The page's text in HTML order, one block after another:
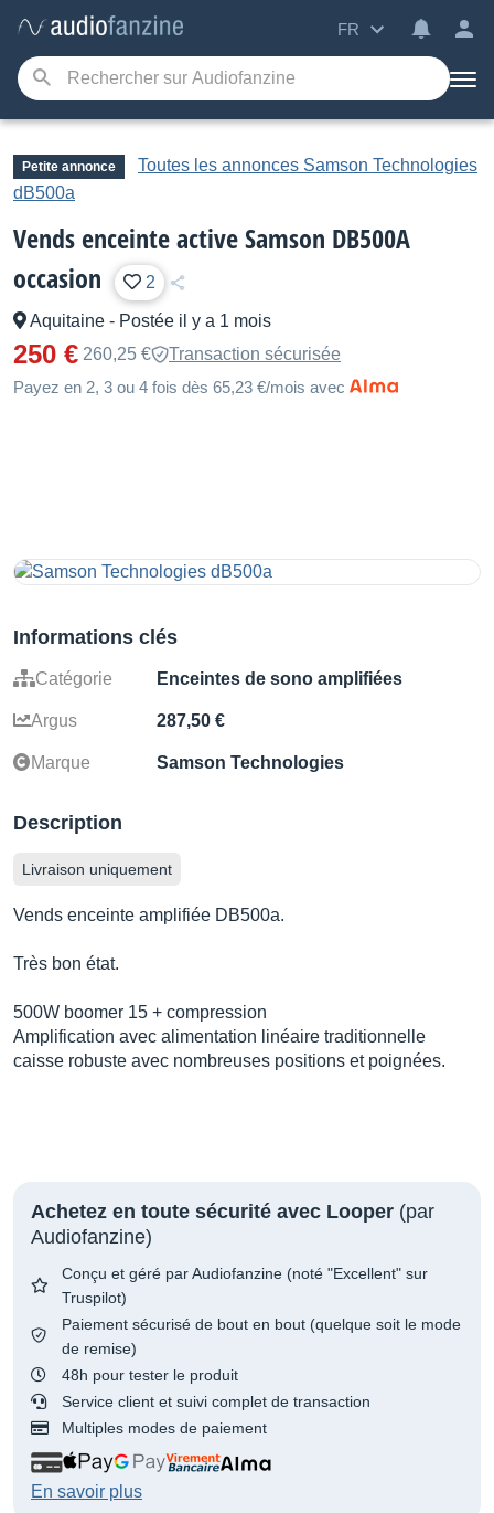
FR
Petite annonce
Toutes les annonces Samson Technologies
dB500a
Vends enceinte active Samson DB500A
occasion
2
Aquitaine - Postée il y a 1 mois
250 € 260,25 €
Transaction sécurisée
Payez en 2, 3 ou 4 fois dès 65,23 €/mois avec
Informations clés
Catégorie Enceintes de sono amplifiées
Argus 287,50 €
Marque Samson Technologies
Description
Livraison uniquement
Vends enceinte amplifiée DB500a.
Très bon état.
500W boomer 15 + compression
Amplification avec alimentation linéaire traditionnelle
caisse robuste avec nombreuses positions et poignées.
Achetez en toute sécurité avec Looper (par
Audiofanzine)
Conçu et géré par Audiofanzine (noté "Excellent" sur
Truspilot)
Paiement sécurisé de bout en bout (quelque soit le mode
de remise)
48h pour tester le produit
Service client et suivi complet de transaction
Multiples modes de paiement
En savoir plus